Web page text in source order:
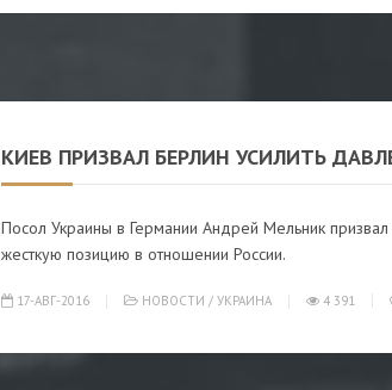
КИЕВ ПРИЗВАЛ БЕРЛИН УСИЛИТЬ
Посол Украины в Германии Андрей Мельник
жесткую позицию в отношении России.
17-АВГ-2016 НОВОСТИ / УКРАИНА 4 391